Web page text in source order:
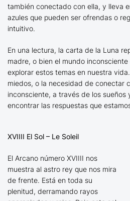
también conectado con ella, y lleva
azules que pueden ser ofrendas o
intuitivo.
En una lectura, la carta de la Luna
madre, o bien el mundo
explorar estos temas en nuestra
miedos, o la necesidad de conectar
inconsciente, a través de los sueños
encontrar las respuestas que
XVIIII El Sol – Le Soleil
El Arcano número XVIIII nos
muestra al astro rey que nos mira
de frente. Está en toda su
plenitud, derramando rayos